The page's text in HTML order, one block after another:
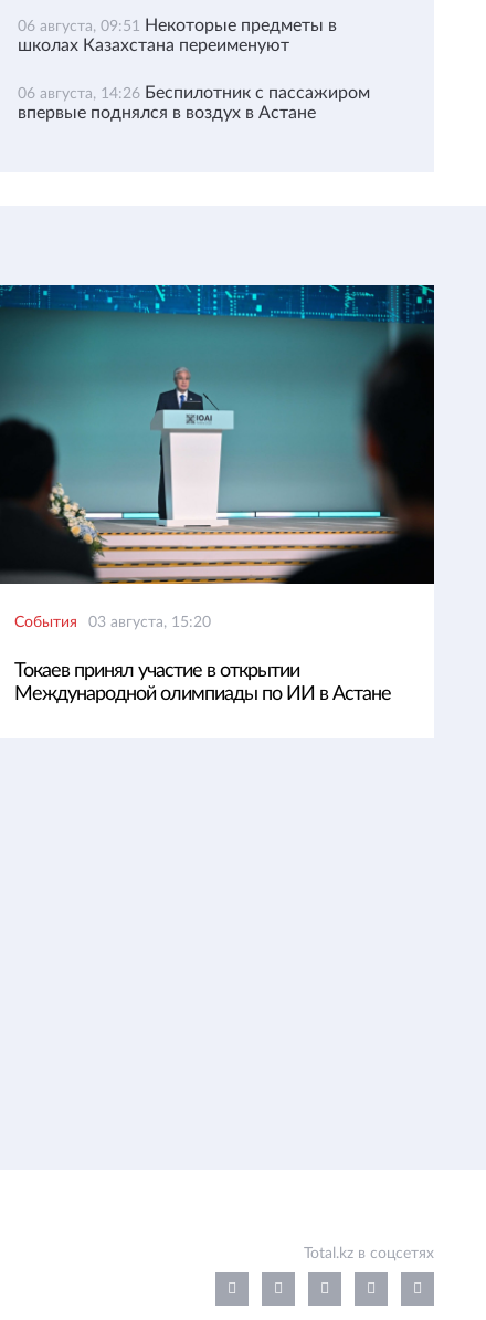
06 августа, 09:51 Некоторые предметы в
школах Казахстана переименуют
06 августа, 14:26 Беспилотник с пассажиром
впервые поднялся в воздух в Астане
События 03 августа, 15:20
Токаев принял участие в открытии
Международной олимпиады по ИИ в Астане
Total.kz в соцсетях